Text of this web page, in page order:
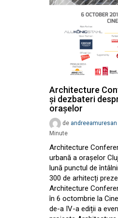
Architecture
și dezbateri
orașelor
de andreeamuresan
Minute
Architecture
urbană a orașelor
lună punctul de
300 de arhitecți
Architecture
în 6 octombrie la
de-a IV-a ediții a